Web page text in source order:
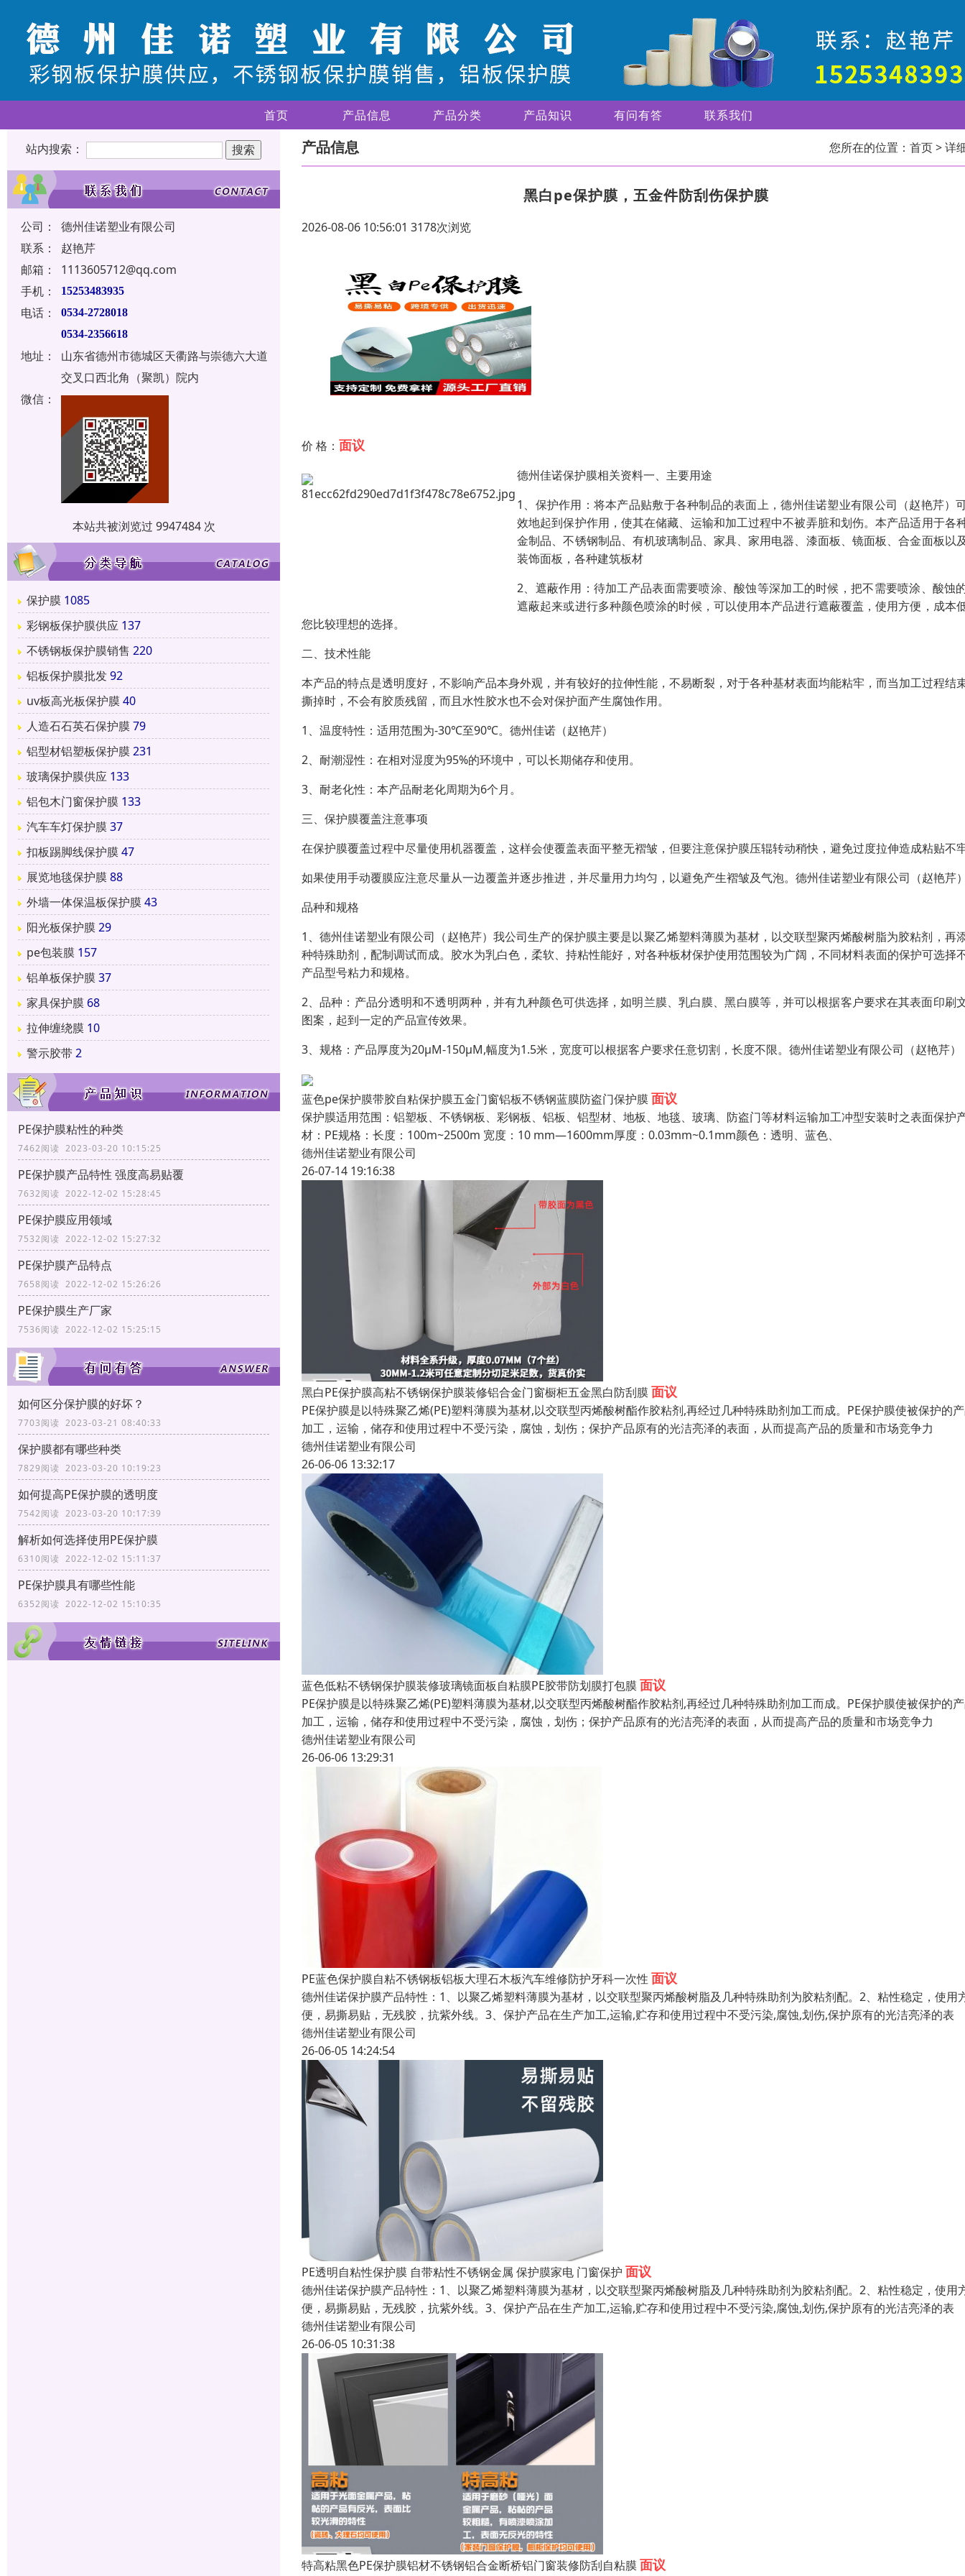
首页 产品信息 产品分类 产品知识 有问有答 联系我们
站内搜索：
公司：
德州佳诺塑业有限公司
联系：
赵艳芹
邮箱：
1113605712@qq.com
手机：
15253483935
电话：
0534-2728018
0534-2356618
地址：
山东省德州市德城区天衢路与崇德六大道
交叉口西北角（聚凯）院内
微信：
本站共被浏览过 9947484 次
保护膜 1085
彩钢板保护膜供应 137
不锈钢板保护膜销售 220
铝板保护膜批发92
uv板高光板保护膜40
人造石石英石保护膜79
铝型材铝塑板保护膜231
玻璃保护膜供应 133
铝包木门窗保护膜 133
汽车车灯保护膜37
扣板踢脚线保护膜47
展览地毯保护膜88
外墙一体保温板保护膜43
阳光板保护膜29
pe包装膜 157
铝单板保护膜37
家具保护膜 68
拉伸缠绕膜 10
警示胶带2
PE保护膜粘性的种类
7462阅读 2023-03-20 10:15:25
PE保护膜产品特性 强度高易贴覆
7632阅读 2022-12-02 15:28:45
PE保护膜应用领域
7532阅读 2022-12-02 15:27:32
PE保护膜产品特点
7658阅读 2022-12-02 15:26:26
PE保护膜生产厂家
7536阅读 2022-12-02 15:25:15
如何区分保护膜的好坏？
7703阅读 2023-03-21 08:40:33
保护膜都有哪些种类
7829阅读 2023-03-20 10:19:23
如何提高PE保护膜的透明度
7542阅读 2023-03-20 10:17:39
解析如何选择使用PE保护膜
6310阅读 2022-12-02 15:11:37
PE保护膜具有哪些性能
6352阅读 2022-12-02 15:10:35
产品信息 您所在的位置： 首页> 详
黑白pe保护膜，五金件防刮伤保护膜
2026-08-06 10:56:01 3178次浏览
价 格： 面议
德州佳诺保护膜相关资料一、主要用途
1、保护作用：将本产品贴敷于各种制品的表面上，德州佳诺塑业有限公司（赵艳芹）
效地起到保护作用，使其在储藏、运输和加工过程中不被弄脏和划伤。本产品适用于各
金制品、不锈钢制品、有机玻璃制品、家具、家用电器、漆面板、镜面板、合金面板以
装饰面板，各种建筑板材
2、遮蔽作用：待加工产品表面需要喷涂、酸蚀等深加工的时候，把不需要喷涂、酸蚀
遮蔽起来或进行多种颜色喷涂的时候，可以使用本产品进行遮蔽覆盖，使用方便，成本
您比较理想的选择。
二、技术性能
本产品的特点是透明度好，不影响产品本身外观，并有较好的拉伸性能，不易断裂，对于各种基材表面均能粘牢，而当加工过程结
撕掉时，不会有胶质残留，而且水性胶水也不会对保护面产生腐蚀作用。
1、温度特性：适用范围为-30℃至90℃。德州佳诺（赵艳芹）
2、耐潮湿性：在相对湿度为95%的环境中，可以长期储存和使用。
3、耐老化性：本产品耐老化周期为6个月。
三、保护膜覆盖注意事项
在保护膜覆盖过程中尽量使用机器覆盖，这样会使覆盖表面平整无褶皱，但要注意保护膜压辊转动稍快，避免过度拉伸造成粘贴不
如果使用手动覆膜应注意尽量从一边覆盖并逐步推进，并尽量用力均匀，以避免产生褶皱及气泡。德州佳诺塑业有限公司（赵艳芹
品种和规格
1、德州佳诺塑业有限公司（赵艳芹）我公司生产的保护膜主要是以聚乙烯塑料薄膜为基材，以交联型聚丙烯酸树脂为胶粘剂，再
种特殊助剂，配制调试而成。胶水为乳白色，柔软、持粘性能好，对各种板材保护使用范围较为广阔，不同材料表面的保护可选择
产品型号粘力和规格。
2、品种：产品分透明和不透明两种，并有九种颜色可供选择，如明兰膜、乳白膜、黑白膜等，并可以根据客户要求在其表面印刷
图案，起到一定的产品宣传效果。
3、规格：产品厚度为20μM-150μM,幅度为1.5米，宽度可以根据客户要求任意切割，长度不限。德州佳诺塑业有限公司（赵艳芹）
蓝色pe保护膜带胶自粘保护膜五金门窗铝板不锈钢蓝膜防盗门保护膜面议
保护膜适用范围：铝塑板、不锈钢板、彩钢板、铝板、铝型材、地板、地毯、玻璃、防盗门等材料运输加工冲型安装时之表面保护
材：PE规格：长度：100m~2500m 宽度：10 mm—1600mm厚度：0.03mm~0.1mm颜色：透明、蓝色、
德州佳诺塑业有限公司
26-07-14 19:16:38
黑白PE保护膜高粘不锈钢保护膜装修铝合金门窗橱柜五金黑白防刮膜面议
PE保护膜是以特殊聚乙烯(PE)塑料薄膜为基材,以交联型丙烯酸树酯作胶粘剂,再经过几种特殊助剂加工而成。PE保护膜使被保护的
加工，运输，储存和使用过程中不受污染，腐蚀，划伤；保护产品原有的光洁亮泽的表面，从而提高产品的质量和市场竞争力
德州佳诺塑业有限公司
26-06-06 13:32:17
蓝色低粘不锈钢保护膜装修玻璃镜面板自粘膜PE胶带防划膜打包膜面议
PE保护膜是以特殊聚乙烯(PE)塑料薄膜为基材,以交联型丙烯酸树酯作胶粘剂,再经过几种特殊助剂加工而成。PE保护膜使被保护的
加工，运输，储存和使用过程中不受污染，腐蚀，划伤；保护产品原有的光洁亮泽的表面，从而提高产品的质量和市场竞争力
德州佳诺塑业有限公司
26-06-06 13:29:31
PE蓝色保护膜自粘不锈钢板铝板大理石木板汽车维修防护牙科一次性 面议
德州佳诺保护膜产品特性：1、以聚乙烯塑料薄膜为基材，以交联型聚丙烯酸树脂及几种特殊助剂为胶粘剂配。2、粘性稳定，使用
便，易撕易贴，无残胶，抗紫外线。3、保护产品在生产加工,运输,贮存和使用过程中不受污染,腐蚀,划伤,保护原有的光洁亮泽的表
德州佳诺塑业有限公司
26-06-05 14:24:54
PE透明自粘性保护膜 自带粘性不锈钢金属 保护膜家电 门窗保护 面议
德州佳诺保护膜产品特性：1、以聚乙烯塑料薄膜为基材，以交联型聚丙烯酸树脂及几种特殊助剂为胶粘剂配。2、粘性稳定，使用
便，易撕易贴，无残胶，抗紫外线。3、保护产品在生产加工,运输,贮存和使用过程中不受污染,腐蚀,划伤,保护原有的光洁亮泽的表
德州佳诺塑业有限公司
26-06-05 10:31:38
特高粘黑色PE保护膜铝材不锈钢铝合金断桥铝门窗装修防刮自粘膜面议